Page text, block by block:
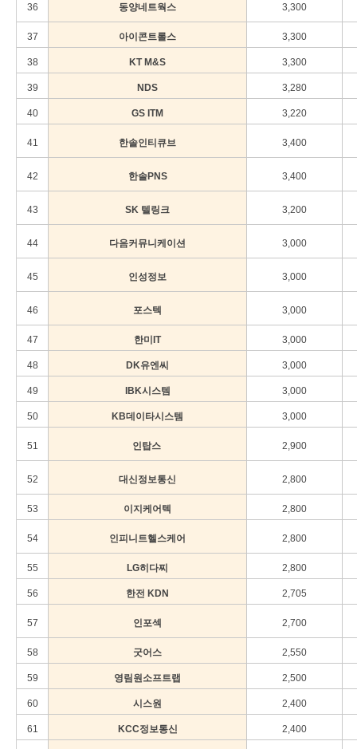
36 동양네트웍스 3,300
37 아이콘트롤스 3,300
38 KT M&S 3,300
39 NDS 3,280
40 GS ITM 3,220
41 한솔인티큐브 3,400
42 한솔PNS 3,400
43 SK 텔링크 3,200
44 다음커뮤니케이션 3,000
45 인성정보 3,000
46 포스텍 3,000
47 한미IT 3,000
48 DK유엔씨 3,000
49 IBK시스템 3,000
50 KB데이타시스템 3,000
51 인탑스 2,900
52 대신정보통신 2,800
53 이지케어텍 2,800
54 인피니트헬스케어 2,800
55 LG히다찌 2,800
56 한전 KDN 2,705
57 인포섹 2,700
58 굿어스 2,550
59 영림원소프트랩 2,500
60 시스원 2,400
61 KCC정보통신 2,400